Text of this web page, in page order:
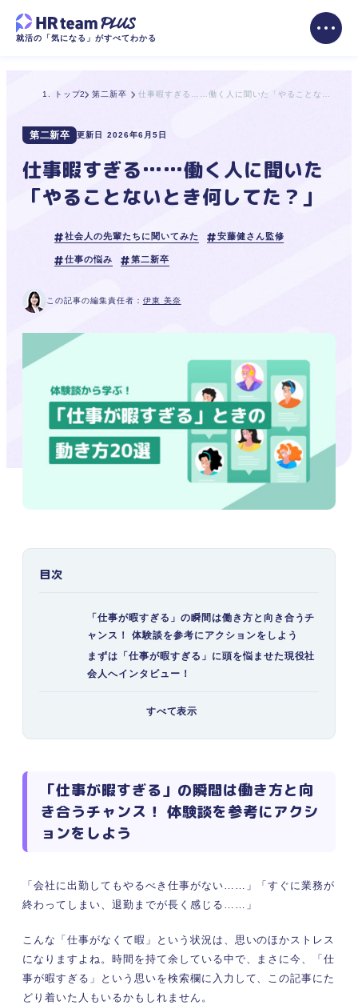
就活の「気になる」がすべてわかる
トップ 第二新卒
第二新卒 更新日 2026年6月5日
仕事暇すぎる……働く人に聞いた
「やることないとき何してた？」
社会人の先輩たちに聞いてみた 安藤健さん監修
仕事の悩み 第二新卒
この記事の編集責任者： 伊東 美奈
目次
すべて表示
「仕事が暇すぎる」の瞬間は働き方と向き合うチ
ャンス！ 体験談を参考にアクションをしよう
まずは「仕事が暇すぎる」に頭を悩ませた現役社
会人へインタビュー！
グはあった？
いたの？
Q.ぶっちゃけ「仕事が暇すぎる」という社
員がいたらどう感じる？
仕事へのモチベーションや気力を失ってし
まう
感じてしまう
しまう
「仕事が暇すぎる」の瞬間は働き方と向
き合うチャンス！ 体験談を参考にアクシ
ョンをしよう
「会社に出勤してもやるべき仕事がない……」「すぐに業務が
終わってしまい、退勤までが長く感じる……」
こんな「仕事がなくて暇」という状況は、思いのほかストレス
になりますよね。時間を持て余している中で、まさに今、「仕
事が暇すぎる」という思いを検索欄に入力して、この記事にた
どり着いた人もいるかもしれません。